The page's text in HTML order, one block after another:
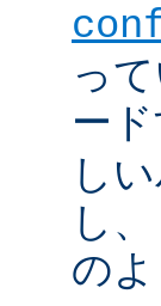
っ
ー
し
し
のよ